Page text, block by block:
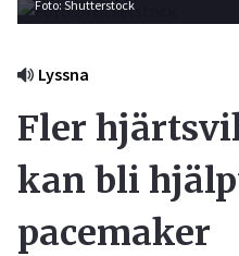
Foto: Shutterstock
Lyssna
Fler
kan bli
pacemaker